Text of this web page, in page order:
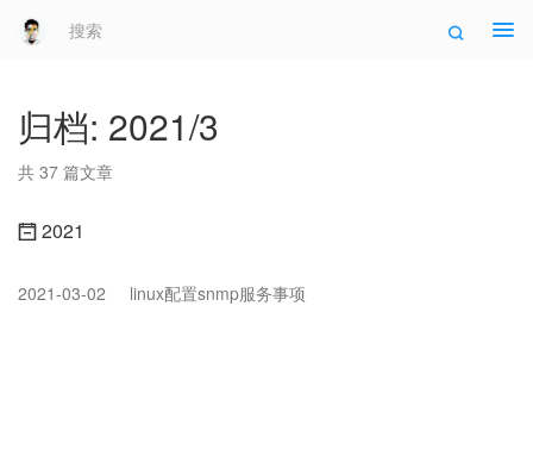
归档: 2021/3
共 37 篇文章
2021
2021-03-02 linux配置snmp服务事项